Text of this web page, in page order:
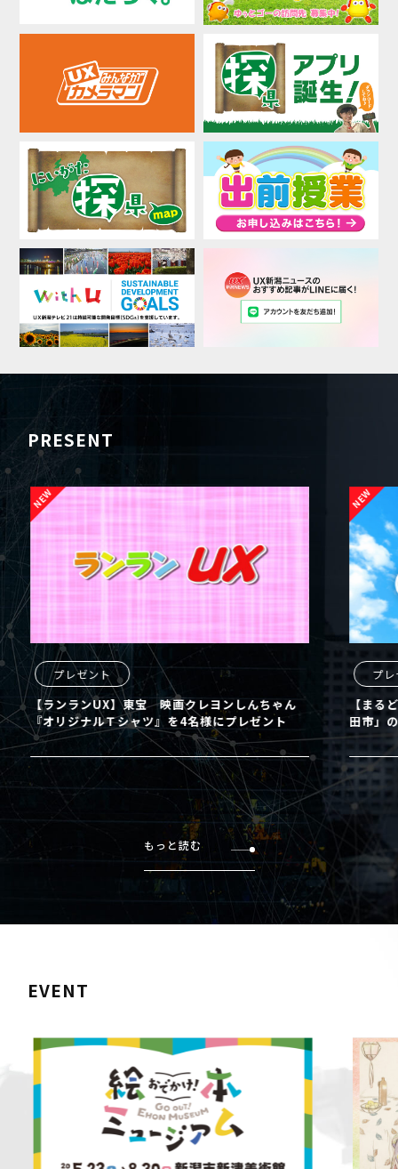
PRESENT
プレゼント
【ランランUX】東宝 映画クレヨンしんちゃん
『オリジナルＴシャツ』を4名様にプレゼント
プレ
【まる
田市」
もっと読む
EVENT